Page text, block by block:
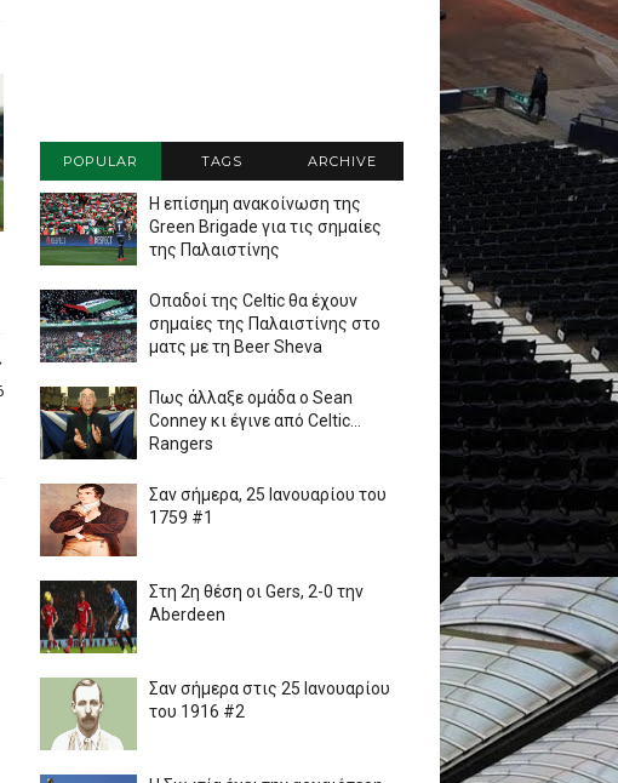
POPULAR TAGS ARCHIVE
Η επίσημη ανακοίνωση της
Green Brigade για τις σημαίες
της Παλαιστίνης
Οπαδοί της Celtic θα έχουν
σημαίες της Παλαιστίνης στο
ματς με τη Beer Sheva
Πως άλλαξε ομάδα ο Sean
Conney κι έγινε από Celtic...
Rangers
Σαν σήμερα, 25 Ιανουαρίου του
1759 #1
Στη 2η θέση οι Gers, 2-0 την
Aberdeen
Σαν σήμερα στις 25 Ιανουαρίου
του 1916 #2